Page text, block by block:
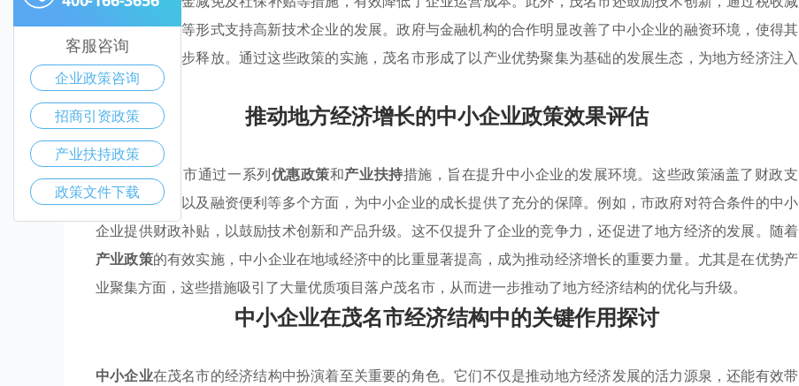
免和项目补贴等形式支持高新技术企业的发展。政府与金融机构的合作明显改善了中小企业的融资环境，使得其
发展潜力进一步释放。通过这些政策的实施，茂名市形成了以产业优势聚集为基础的发展生态，为地方经济注入
了新的活力。
推动地方经济增长的中小企业政策效果评估
近年来，茂名市通过一系列优惠政策和产业扶持措施，旨在提升中小企业的发展环境。这些政策涵盖了财政支
持、税收减免以及融资便利等多个方面，为中小企业的成长提供了充分的保障。例如，市政府对符合条件的中小
企业提供财政补贴，以鼓励技术创新和产品升级。这不仅提升了企业的竞争力，还促进了地方经济的发展。随着
产业政策的有效实施，中小企业在地域经济中的比重显著提高，成为推动经济增长的重要力量。尤其是在优势产
业聚集方面，这些措施吸引了大量优质项目落户茂名市，从而进一步推动了地方经济结构的优化与升级。
中小企业在茂名市经济结构中的关键作用探讨
中小企业在茂名市的经济结构中扮演着至关重要的角色。它们不仅是推动地方经济发展的活力源泉，还能有效带
客服咨询
企业政策咨询
招商引资政策
产业扶持政策
政策文件下载